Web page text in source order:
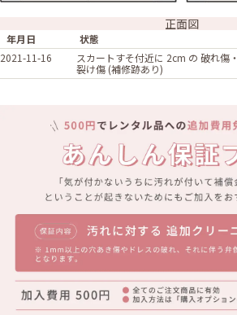
正面図
年月日 状態
2021-11-16
スカートすそ付近に 2cm の 破れ傷・
裂け傷 (補修跡あり)